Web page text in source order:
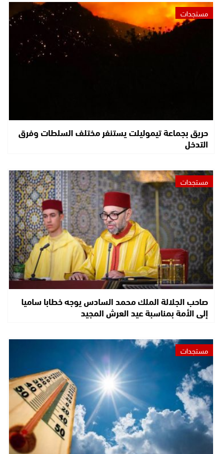
مستجدات
حريق بجماعة تيموليلت يستنفر مختلف السلطات وفرق
التدخل
مستجدات
صاحب الجلالة الملك محمد السادس يوجه خطابا ساميا
إلى الأمة بمناسبة عيد العرش المجيد
مستجدات